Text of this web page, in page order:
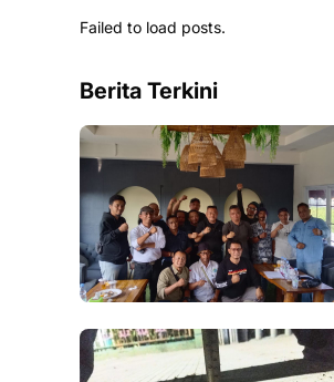
Failed to load posts.
Berita Terkini